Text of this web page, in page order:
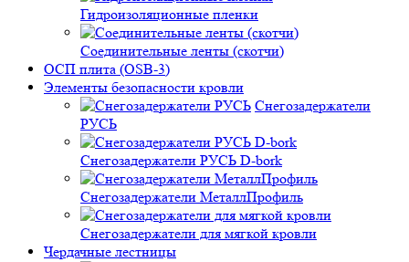
Гидроизоляционные пленки
Соединительные ленты (скотчи)
ОСП плита (OSB-3)
Элементы безопасности кровли
Снегозадержатели
РУСЬ
Снегозадержатели РУСЬ D-bork
Снегозадержатели МеталлПрофиль
Снегозадержатели для мягкой кровли
Чердачные лестницы